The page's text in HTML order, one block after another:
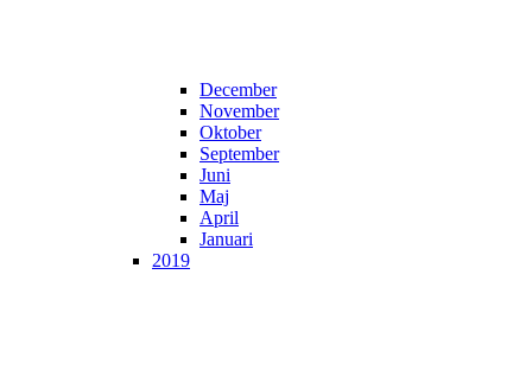
December
November
Oktober
September
Juni
Maj
April
Januari
2019